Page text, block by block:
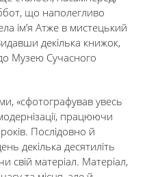
що наполегливо
ім’я Атже в мистецький
декілька книжок,
Музею Сучасного
«сфотографував увесь
працюючи
Послідовно й
декілька десятиліть
свій матеріал. Матеріал,